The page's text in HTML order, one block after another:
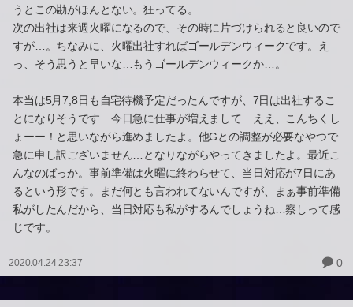
うとこの勘がほんとない。狂ってる。
次の出社は来週火曜になるので、その時に片づけられると良いので
すが…。ちなみに、火曜出社すればゴールデンウィークです。え
っ、そう思うと早いな…もうゴールデンウィークか…。
本当は5月7,8日も自宅待機予定だったんですが、7日は出社するこ
とになりそうです…今日急に仕事が増えまして…ええ、こんちくし
ょーー！と思いながら進めましたよ。他Gとの調整が必要なやつで
急に申し訳ございません…となりながらやってきましたよ。最近こ
んなのばっか。事前準備は火曜に終わらせて、当日対応が7日にあ
るという形です。まだ何とも言われてないんですが、まぁ事前準備
私がしたんだから、当日対応も私がするんでしょうね…察しって感
じです。
2020.04.24 23:37 0